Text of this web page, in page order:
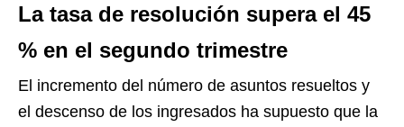
La tasa de resolución supera el 45
% en el segundo trimestre
El incremento del número de asuntos resueltos y
el descenso de los ingresados ha supuesto que la